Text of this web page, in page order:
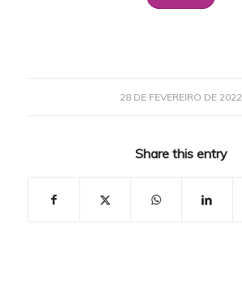
28 DE FEVEREIRO DE 2022
Share this entry